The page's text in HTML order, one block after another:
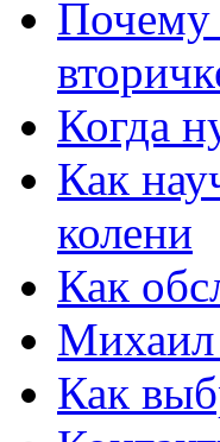
Почему
Когда
Как
колени
Как
Михаил
Как